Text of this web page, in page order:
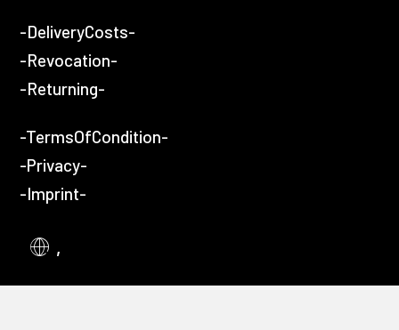
-DeliveryCosts-
-Revocation-
-Returning-
-TermsOfCondition-
-Privacy-
-Imprint-
,